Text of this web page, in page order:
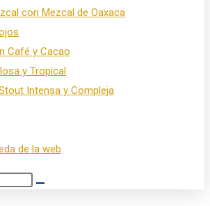
con Mezcal de Oaxaca
Café y Cacao
y Tropical
Intensa y Compleja
de la web